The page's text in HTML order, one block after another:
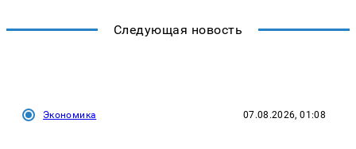
Следующая новость
Экономика 07.08.2026, 01:08